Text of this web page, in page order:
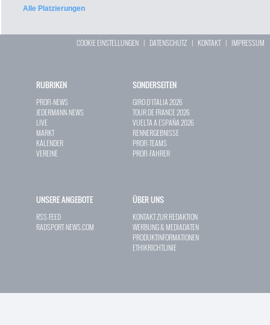
Alle Platzierungen
COOKIE EINSTELLUNGEN | DATENSCHUTZ | KONTAKT| IMPRESSUM
RUBRIKEN
PROFI-NEWS
JEDERMANN-NEWS
LIVE
MARKT
KALENDER
VEREINE
SONDERSEITEN
GIRO D`ITALIA 2026
TOUR DE FRANCE 2026
VUELTA A ESPAÑA 2026
RENNERGEBNISSE
PROFI-TEAMS
PROFI-FAHRER
UNSERE ANGEBOTE
RSS-FEED
RADSPORT-NEWS.COM
ÜBER UNS
KONTAKT ZUR REDAKTION
WERBUNG & MEDIADATEN
PRODUKTINFORMATIONEN
ETHIKRICHTLINIE